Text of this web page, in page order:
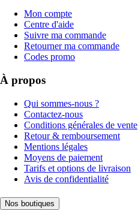
Mon compte
Centre d'aide
Suivre ma commande
Retourner ma commande
Codes promo
À propos
Qui sommes-nous ?
Contactez-nous
Conditions générales de vente
Retour & remboursement
Mentions légales
Moyens de paiement
Tarifs et options de livraison
Avis de confidentialité
Nos boutiques